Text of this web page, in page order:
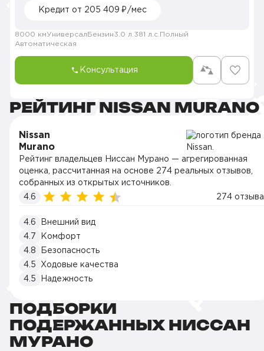
Кредит от 205 409 ₽/мес
8000 кмУниверсал Бензин3.0 л. 381 л.с. Полный
Автоматическая
Консультация
РЕЙТИНГ NISSAN MURANO
Nissan
Murano
Рейтинг владельцев Ниссан Мурано — агрегированная
оценка, рассчитанная на основе 274 реальных отзывов,
собранных из открытых источников.
4.6
274 отзыва
4.6
Внешний вид
4.7
Комфорт
4.8
Безопасность
4.5
Ходовые качества
4.5
Надежность
ПОДБОРКИ
ПОДЕРЖАННЫХ НИССАН
МУРАНО